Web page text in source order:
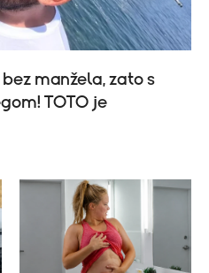
manžela, zato s
TOTO je